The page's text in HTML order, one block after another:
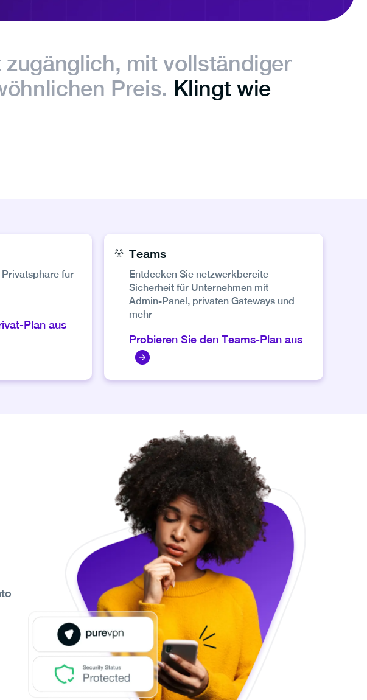
mit vollständiger
Preis. Klingt wie
für
aus
Teams
Entdecken Sie netzwerkbereite
Sicherheit für Unternehmen mit
Admin‑Panel, privaten Gateways und
mehr
Probieren Sie den Teams‑Plan aus